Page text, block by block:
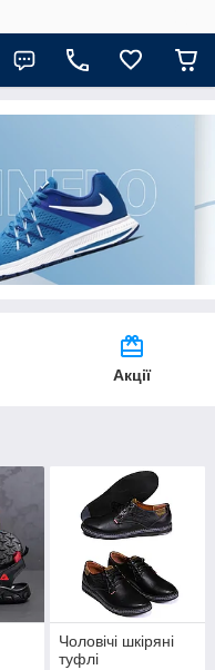
Акції
Чоловічі шкіряні
туфлі